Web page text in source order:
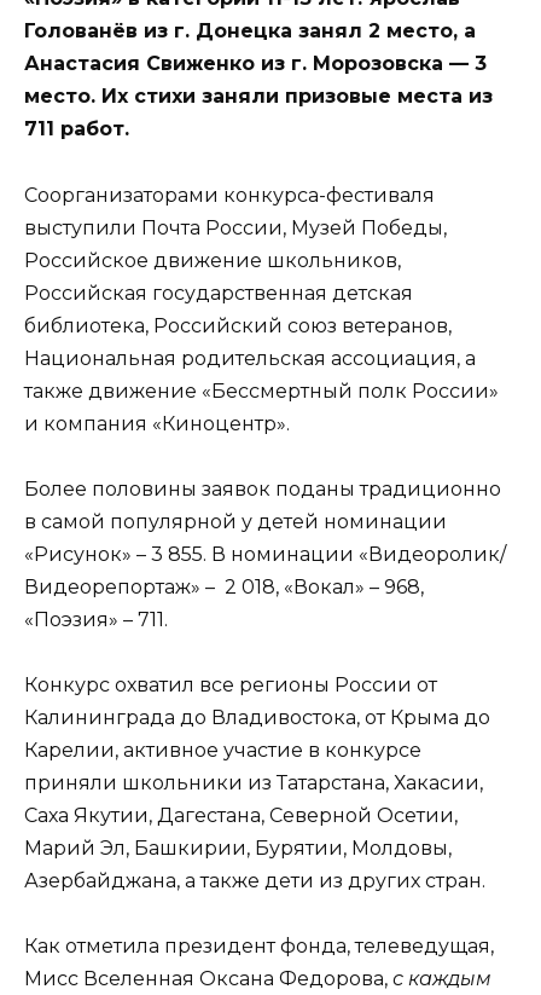
Голованёв из г. Донецка занял 2 место, а
Анастасия Свиженко из г. Морозовска — 3
место. Их стихи заняли призовые места из
711 работ.
Соорганизаторами конкурса-фестиваля
выступили Почта России, Музей Победы,
Российское движение школьников,
Российская государственная детская
библиотека, Российский союз ветеранов,
Национальная родительская ассоциация, а
также движение «Бессмертный полк России»
и компания «Киноцентр».
Более половины заявок поданы традиционно
в самой популярной у детей номинации
«Рисунок» – 3 855. В номинации «Видеоролик/
Видеорепортаж» – 2 018, «Вокал» – 968,
«Поэзия» – 711.
Конкурс охватил все регионы России от
Калининграда до Владивостока, от Крыма до
Карелии, активное участие в конкурсе
приняли школьники из Татарстана, Хакасии,
Саха Якутии, Дагестана, Северной Осетии,
Марий Эл, Башкирии, Бурятии, Молдовы,
Азербайджана, а также дети из других стран.
Как отметила президент фонда, телеведущая,
Мисс Вселенная Оксана Федорова, с каждым